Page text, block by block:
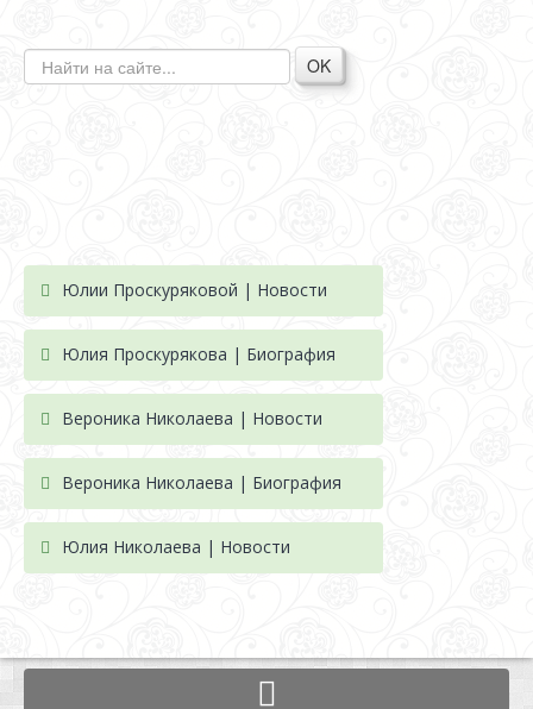
OK
Юлии Проскуряковой | Новости
Юлия Проскурякова | Биография
Вероника Николаева | Новости
Вероника Николаева | Биография
Юлия Николаева | Новости